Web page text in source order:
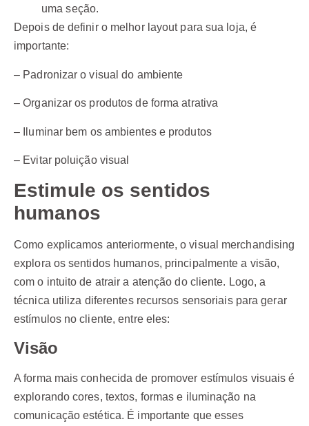
uma seção.
Depois de definir o melhor layout para sua loja, é
importante:
– Padronizar o visual do ambiente
– Organizar os produtos de forma atrativa
– Iluminar bem os ambientes e produtos
– Evitar poluição visual
Estimule os sentidos
humanos
Como explicamos anteriormente, o visual merchandising
explora os sentidos humanos, principalmente a visão,
com o intuito de atrair a atenção do cliente. Logo, a
técnica utiliza diferentes recursos sensoriais para gerar
estímulos no cliente, entre eles:
Visão
A forma mais conhecida de promover estímulos visuais é
explorando cores, textos, formas e iluminação na
comunicação estética. É importante que esses